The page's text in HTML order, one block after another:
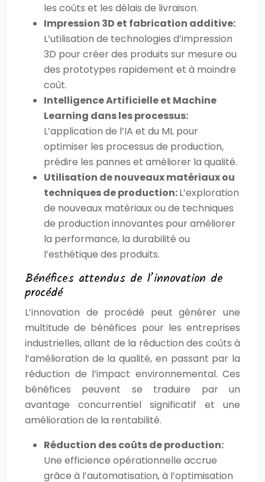
les coûts et les délais de livraison.
Impression 3D et fabrication additive:
L’utilisation de technologies d’impression
3D pour créer des produits sur mesure ou
des prototypes rapidement et à moindre
coût.
Intelligence Artificielle et Machine
Learning dans les processus:
L’application de l’IA et du ML pour
optimiser les processus de production,
prédire les pannes et améliorer la qualité.
Utilisation de nouveaux matériaux ou
techniques de production:L’exploration
de nouveaux matériaux ou de techniques
de production innovantes pour améliorer
la performance, la durabilité ou
l’esthétique des produits.
Bénéfices attendus de l’innovation de
procédé
L’innovation de procédé peut générer une
multitude de bénéfices pour les entreprises
industrielles, allant de la réduction des coûts à
l’amélioration de la qualité, en passant par la
réduction de l’impact environnemental. Ces
bénéfices peuvent se traduire par un
avantage concurrentiel significatif et une
amélioration de la rentabilité.
Réduction des coûts de production:
Une efficience opérationnelle accrue
grâce à l’automatisation, à l’optimisation